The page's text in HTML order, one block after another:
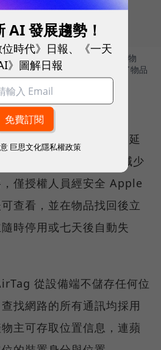
和聽覺回饋引導用戶找到遺失的物
50%，升級後的藍牙晶片擴大了物品
數據，該功能已令行李延
失或無法找回的行李減少
僅授權人員經安全 Apple
查看，並在物品找回後立
時停用或七天後自動失
從設備端不儲存任何位
找網路的所有通訊均採用
主可存取位置信息，連蘋
AI 發展趨勢！
時代》日報、《一天
》圖解日報
巨思文化隱私權政策